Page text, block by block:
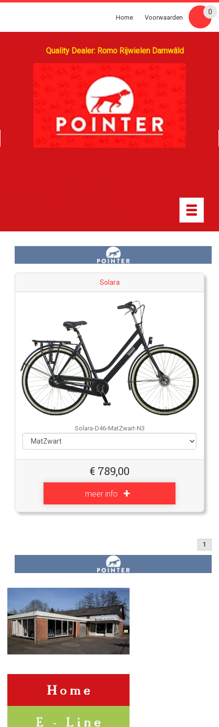
Quality Dealer: Romo Rijwielen Damwâld
Home Voorwaarden
0
Toggle
Solara
Solara-D46-MatZwart-N3
€ 789,00
meer info
1